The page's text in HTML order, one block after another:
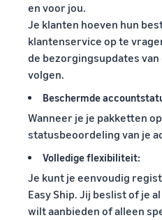
en voor jou.
Je klanten hoeven hun
klantenservice op te
de bezorgingsupdates
volgen.
Beschermde
Wanneer je je pakketten
statusbeoordeling van je
Volledige flexibiliteit:
Je kunt je eenvoudig
Easy Ship. Jij beslist of je
wilt aanbieden of alleen